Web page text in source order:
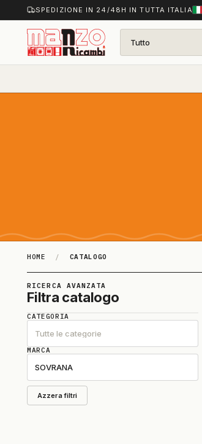
SPEDIZIONE IN 24/48H IN TUTTA ITALIA
Tutto
HOME / CATALOGO
Catalogo
RICERCA AVANZATA
Filtra catalogo
CATEGORIA
Tutte le categorie
MARCA
SOVRANA
Azzera filtri